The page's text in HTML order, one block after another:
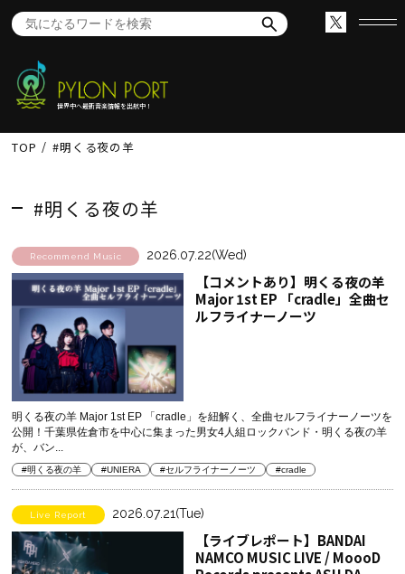
世界中へ最新音楽情報を出航中！
TOP #明くる夜の羊
#明くる夜の羊
Recommend Music 2026.07.22(Wed)
【コメントあり】明くる夜の羊
Major 1st EP 「cradle」全曲セ
ルフライナーノーツ
明くる夜の羊 Major 1st EP 「cradle」を紐解く、全曲セルフライナーノーツを
公開！千葉県佐倉市を中心に集まった男女4人組ロックバンド・明くる夜の羊
が、バン...
#明くる夜の羊 #UNIERA #セルフライナーノーツ #cradle
Live Report 2026.07.21(Tue)
【ライブレポート】BANDAI
NAMCO MUSIC LIVE / MoooD